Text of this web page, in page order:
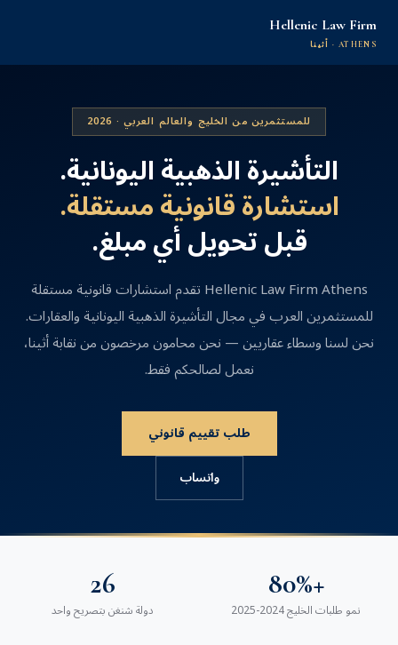
Hellenic Law Firm
ATHENS · أثينا
للمستثمرين من الخليج والعالم العربي · 2026
التأشيرة الذهبية اليونانية.
استشارة قانونية مستقلة.
قبل تحويل أي مبلغ.
Hellenic Law Firm Athens تقدم استشارات قانونية مستقلة
للمستثمرين العرب في مجال التأشيرة الذهبية اليونانية والعقارات.
نحن لسنا وسطاء عقاريين — نحن محامون مرخصون من نقابة أثينا،
نعمل لصالحكم فقط.
طلب تقييم قانوني
واتساب
+80%
نمو طلبات الخليج 2024-2025
26
دولة شنغن بتصريح واحد